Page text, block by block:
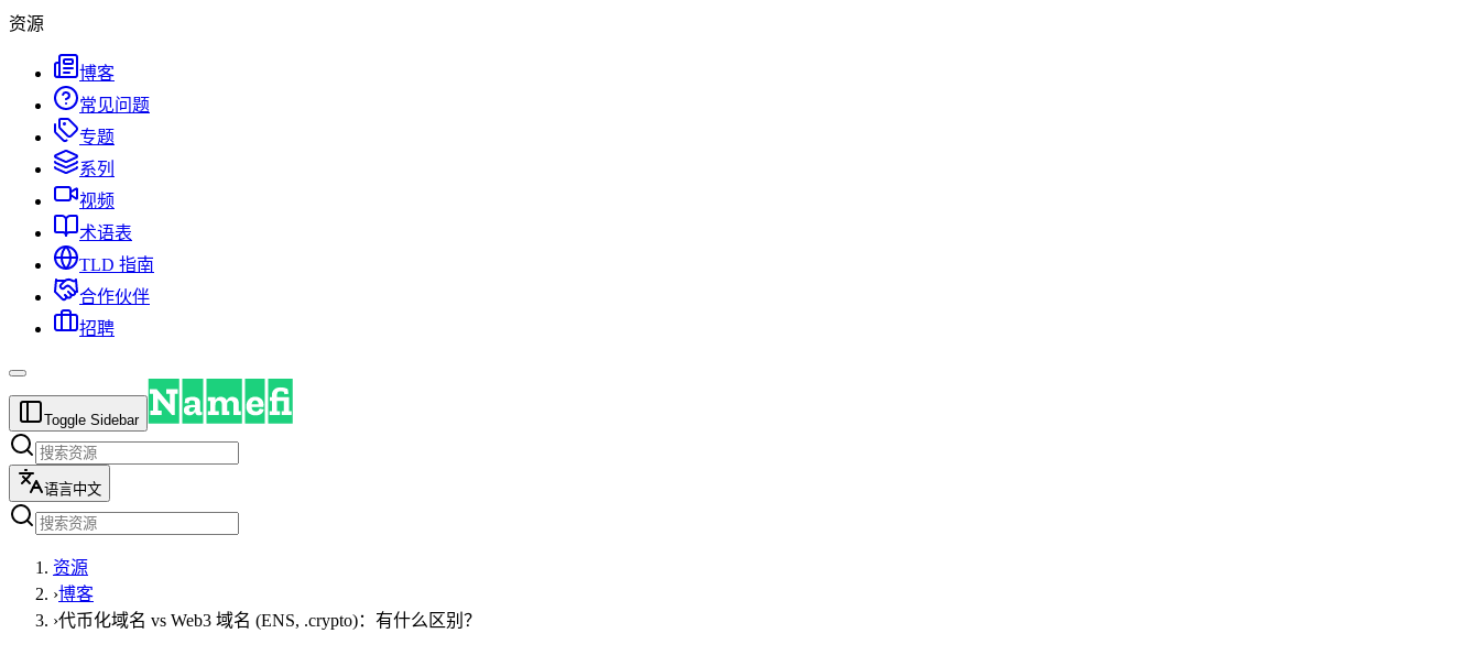
资源
博客
常见问题
专题
系列
视频
术语表
TLD 指南
合作伙伴
招聘
Toggle Sidebar
语言中文
资源
›博客
›代币化域名 vs Web3 域名 (ENS, .crypto)：有什么区别？